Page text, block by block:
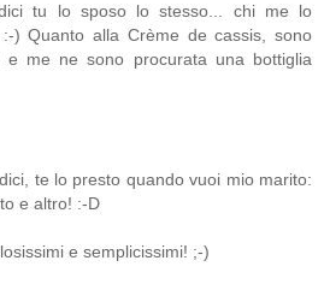
tu lo sposo lo stesso... chi me lo
) Quanto alla Crème de cassis, sono
e me ne sono procurata una bottiglia
te lo presto quando vuoi mio marito:
e altro! :-D
e semplicissimi! ;-)